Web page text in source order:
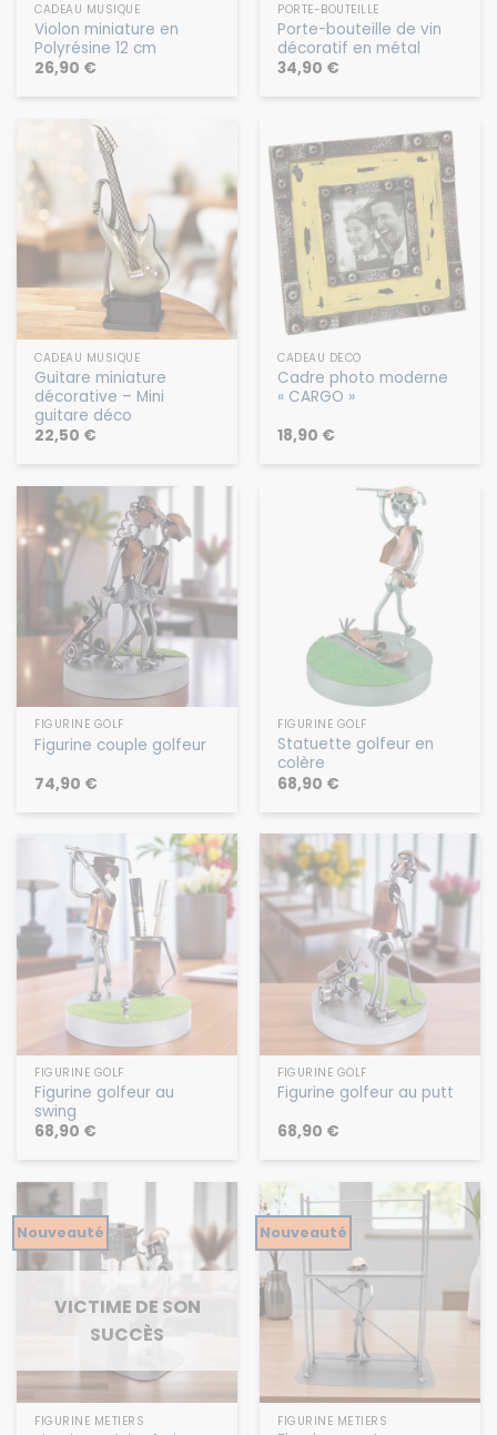
CADEAU MUSIQUE
Violon miniature en
Polyrésine 12 cm
26,90 €
PORTE-BOUTEILLE
Porte-bouteille de vin
décoratif en métal
34,90 €
CADEAU MUSIQUE
Guitare miniature
décorative – Mini
guitare déco
22,50 €
CADEAU DÉCO
Cadre photo moderne
« CARGO »
18,90 €
FIGURINE GOLF
Figurine couple golfeur
74,90 €
FIGURINE GOLF
Statuette golfeur en
colère
68,90 €
FIGURINE GOLF
Figurine golfeur au
swing
68,90 €
FIGURINE GOLF
Figurine golfeur au putt
68,90 €
Nouveauté
VICTIME DE SON
SUCCÈS
FIGURINE MÉTIERS
Nouveauté
FIGURINE MÉTIERS